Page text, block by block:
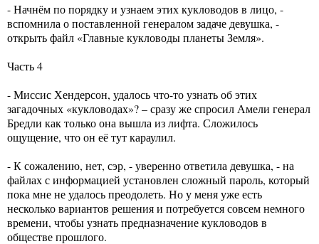
- Начнём по порядку и узнаем этих кукловодов в лицо, -
вспомнила о поставленной генералом задаче девушка, -
открыть файл «Главные кукловоды планеты Земля».
Часть 4
- Миссис Хендерсон, удалось что-то узнать об этих
загадочных «кукловодах»? – сразу же спросил Амели генерал
Бредли как только она вышла из лифта. Сложилось
ощущение, что он её тут караулил.
- К сожалению, нет, сэр, - уверенно ответила девушка, - на
файлах с информацией установлен сложный пароль, который
пока мне не удалось преодолеть. Но у меня уже есть
несколько вариантов решения и потребуется совсем немного
времени, чтобы узнать предназначение кукловодов в
обществе прошлого.